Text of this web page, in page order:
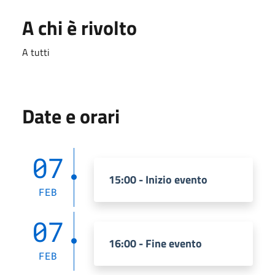
A chi è rivolto
A tutti
Date e orari
07
FEB
15:00 - Inizio evento
07
FEB
16:00 - Fine evento